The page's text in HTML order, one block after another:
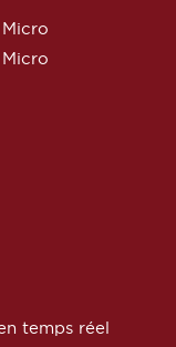
temps réel